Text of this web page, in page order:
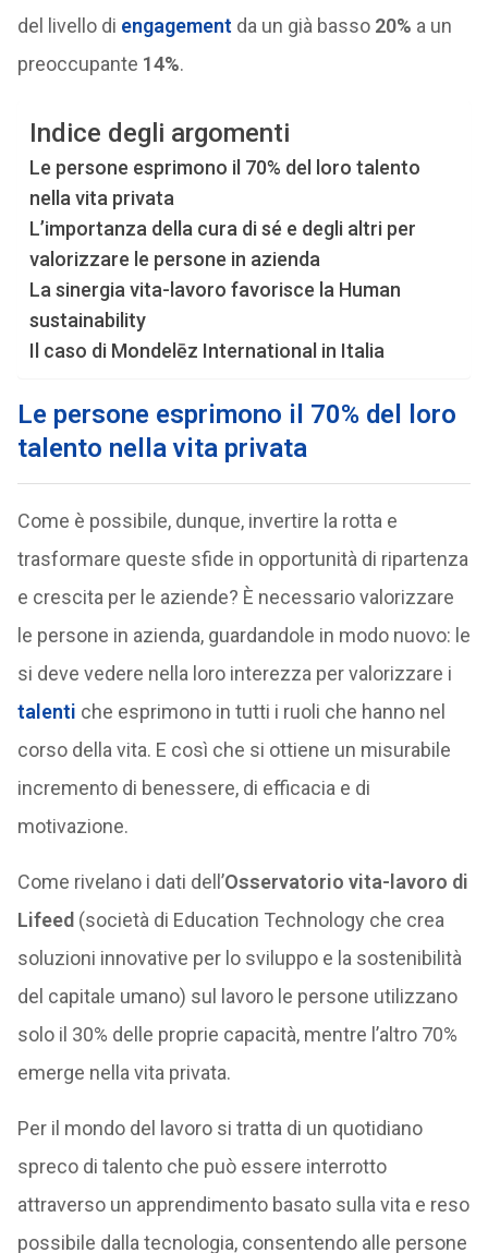
del livello di engagement da un già basso 20% a un
preoccupante 14%.
Indice degli argomenti
Le persone esprimono il 70% del loro talento
nella vita privata
L’importanza della cura di sé e degli altri per
valorizzare le persone in azienda
La sinergia vita-lavoro favorisce la Human
sustainability
Il caso di Mondelēz International in Italia
Le persone esprimono il 70% del loro
talento nella vita privata
Come è possibile, dunque, invertire la rotta e
trasformare queste sfide in opportunità di ripartenza
e crescita per le aziende? È necessario valorizzare
le persone in azienda, guardandole in modo nuovo: le
si deve vedere nella loro interezza per valorizzare i
talenti che esprimono in tutti i ruoli che hanno nel
corso della vita. E così che si ottiene un misurabile
incremento di benessere, di efficacia e di
motivazione.
Come rivelano i dati dell’Osservatorio vita-lavoro di
Lifeed (società di Education Technology che crea
soluzioni innovative per lo sviluppo e la sostenibilità
del capitale umano) sul lavoro le persone utilizzano
solo il 30% delle proprie capacità, mentre l’altro 70%
emerge nella vita privata.
Per il mondo del lavoro si tratta di un quotidiano
spreco di talento che può essere interrotto
attraverso un apprendimento basato sulla vita e reso
possibile dalla tecnologia, consentendo alle persone